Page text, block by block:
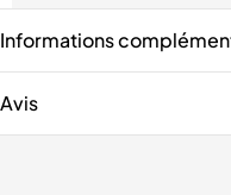
Informations
Avis